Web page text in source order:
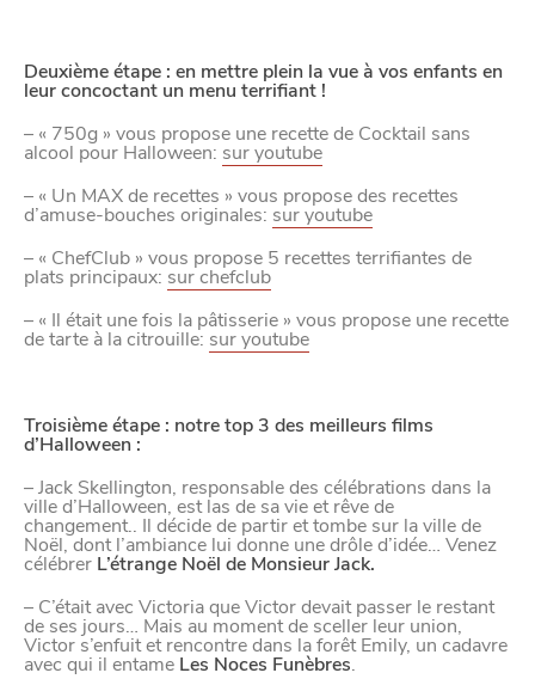
Deuxième étape : en mettre plein la vue à vos enfants en
leur concoctant un menu terrifiant !
– « 750g » vous propose une recette de Cocktail sans
alcool pour Halloween: sur youtube
– « Un MAX de recettes » vous propose des recettes
d’amuse-bouches originales: sur youtube
– « ChefClub » vous propose 5 recettes terrifiantes de
plats principaux: sur chefclub
– « Il était une fois la pâtisserie » vous propose une recette
de tarte à la citrouille: sur youtube
Troisième étape : notre top 3 des meilleurs films
d’Halloween :
– Jack Skellington, responsable des célébrations dans la
ville d’Halloween, est las de sa vie et rêve de
changement.. Il décide de partir et tombe sur la ville de
Noël, dont l’ambiance lui donne une drôle d’idée… Venez
célébrer L’étrange Noël de Monsieur Jack.
– C’était avec Victoria que Victor devait passer le restant
de ses jours… Mais au moment de sceller leur union,
Victor s’enfuit et rencontre dans la forêt Emily, un cadavre
avec qui il entame Les Noces Funèbres.
VIVRE
dans
le NORD